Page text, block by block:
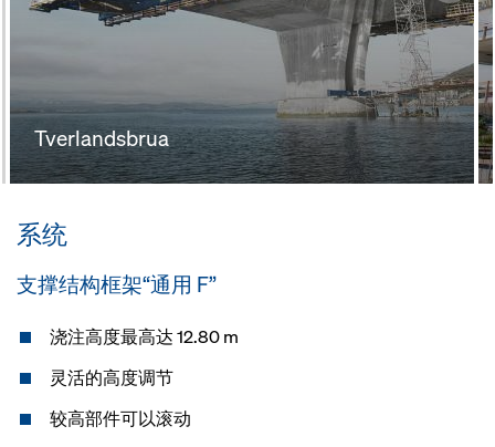
Tverlandsbrua
系统
支撑结构框架“通用 F”
浇注高度最高达 12.80 m
灵活的高度调节
较高部件可以滚动